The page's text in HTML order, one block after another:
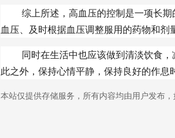
综上所述，高血压的控制是一项长期
血压、及时根据血压调整服用的药物和剂
同时在生活中也应该做到清淡饮食，
此之外，保持心情平静，保持良好的作息
本站仅提供存储服务，所有内容均由用户发布